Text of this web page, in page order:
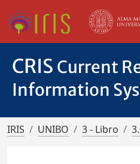
CRIS Current
Information
IRIS UNIBO 3 - Libro